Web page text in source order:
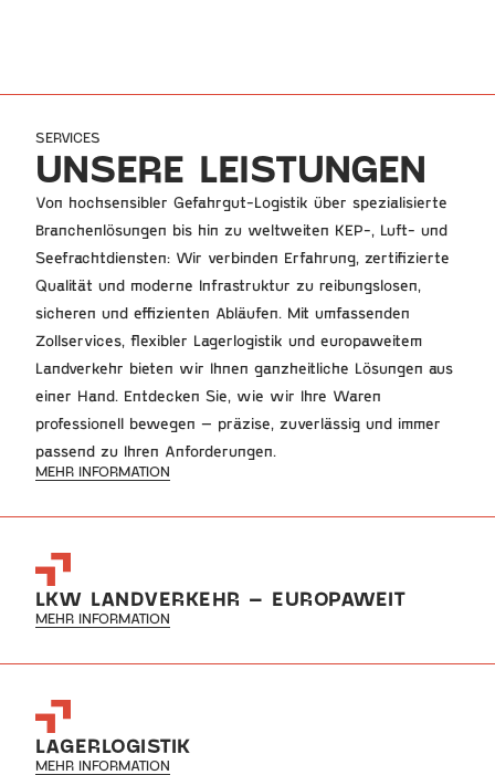
SERVICES
UNSERE LEISTUNGEN
Von hochsensibler Gefahrgut-Logistik über spezialisierte
Branchenlösungen bis hin zu weltweiten KEP-, Luft- und
Seefrachtdiensten: Wir verbinden Erfahrung, zertifizierte
Qualität und moderne Infrastruktur zu reibungslosen,
sicheren und effizienten Abläufen. Mit umfassenden
Zollservices, flexibler Lagerlogistik und europaweitem
Landverkehr bieten wir Ihnen ganzheitliche Lösungen aus
einer Hand. Entdecken Sie, wie wir Ihre Waren
professionell bewegen – präzise, zuverlässig und immer
passend zu Ihren Anforderungen.
MEHR INFORMATION
LKW LANDVERKEHR – EUROPAWEIT
MEHR INFORMATION
LAGERLOGISTIK
MEHR INFORMATION